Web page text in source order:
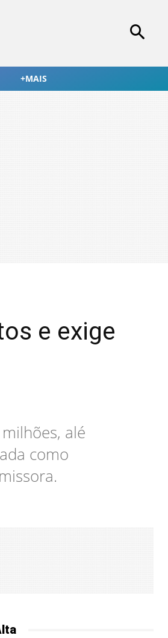
+MAIS
e exige
alé
como